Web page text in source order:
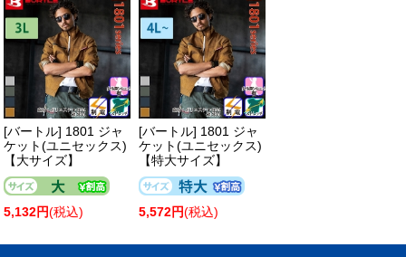
[バートル] 1801 ジャ
ケット(ユニセックス)
【大サイズ】
5,132円(税込)
[バートル] 1801 ジャ
ケット(ユニセックス)
【特大サイズ】
5,572円(税込)